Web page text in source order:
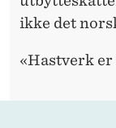
ikke det
«Hastverk er